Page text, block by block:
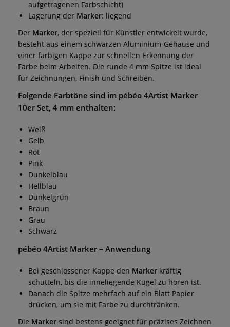
aufgetragenen Farbschicht)
Lagerung der Marker: liegend
Der Marker, der speziell für Künstler entwickelt wurde,
besteht aus einem schwarzen Aluminium-Gehäuse und
einer farbigen Kappe zur schnellen Erkennung der
Farbe beim Arbeiten. Die runde 4 mm Spitze ist ideal
für Zeichnungen, Finish und Schreiben.
Folgende Farbtöne sind im pébéo 4Artist Marker
10er Set, 4 mm enthalten:
Weiß
Gelb
Rot
Pink
Dunkelblau
Hellblau
Dunkelgrün
Braun
Grau
Schwarz
pébéo 4Artist Marker – Anwendung
Bei geschlossener Kappe den Marker kräftig
schütteln, bis die inneliegende Kugel zu hören ist.
Danach die Spitze mehrfach auf ein Blatt Papier
drücken, um sie mit Farbe zu durchtränken.
Die Marker sind bestens geeignet für präzises Zeichnen